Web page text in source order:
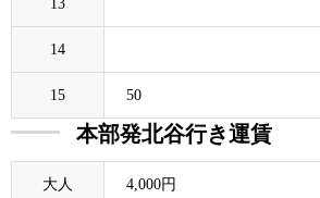
13
14
15 50
本部発北谷行き運賃
大人 4,000円